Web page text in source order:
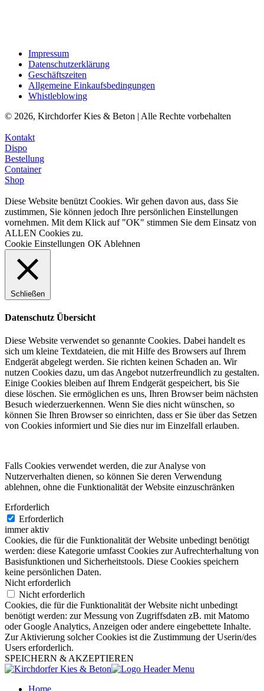
Impressum
Datenschutzerklärung
Geschäftszeiten
Allgemeine Einkaufsbedingungen
Whistleblowing
© 2026, Kirchdorfer Kies & Beton | Alle Rechte vorbehalten
Kontakt
Dispo
Bestellung
Container
Shop
Diese Website benützt Cookies. Wir gehen davon aus, dass Sie
zustimmen, Sie können jedoch Ihre persönlichen Einstellungen
vornehmen. Mit dem Klick auf "OK" stimmen Sie dem Einsatz von
ALLEN Cookies zu.
Cookie Einstellungen OK Ablehnen
Schließen
Datenschutz Übersicht
Diese Website verwendet so genannte Cookies. Dabei handelt es
sich um kleine Textdateien, die mit Hilfe des Browsers auf Ihrem
Endgerät abgelegt werden. Sie richten keinen Schaden an. Wir
nutzen Cookies dazu, um das Angebot nutzerfreundlich zu gestalten.
Einige Cookies bleiben auf Ihrem Endgerät gespeichert, bis Sie
diese löschen. Sie ermöglichen es uns, Ihren Browser beim nächsten
Besuch wiederzuerkennen. Wenn Sie dies nicht wünschen, so
können Sie Ihren Browser so einrichten, dass er Sie über das Setzen
von Cookies informiert und Sie dies nur im Einzelfall erlauben.
Falls Cookies verwendet werden, die zur Analyse von
Nutzerverhalten dienen, so können Sie deren Verwendung
ablehnen, ohne die Funktionalität der Website einzuschränken
Erforderlich
Erforderlich
immer aktiv
Cookies, die für die Funktionalität der Website unbedingt benötigt
werden: diese Kategorie umfasst Cookies zur Aufrechterhaltung von
Basisfunktionen und Sicherheitstools. Diese Cookies speichern
keine persönlichen Daten.
Nicht erforderlich
Nicht erforderlich
Cookies, die für die Funktionalität der Website nicht unbedingt
benötigt werden: zur Messung von Zugriffsdaten zB. mit Matomo
oder Google Analytics, Anzeigen oder andere eingebettete Inhalte.
Zur Aktivierung solcher Cookies ist die Zustimmung der Userin/des
Users erforderlich.
SPEICHERN & AKZEPTIEREN